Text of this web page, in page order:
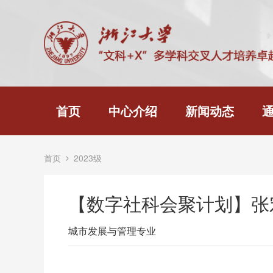
首页 中心介绍 新闻动态
首页 2023级
【数字社科会聚计划】
城市发展与管理专业